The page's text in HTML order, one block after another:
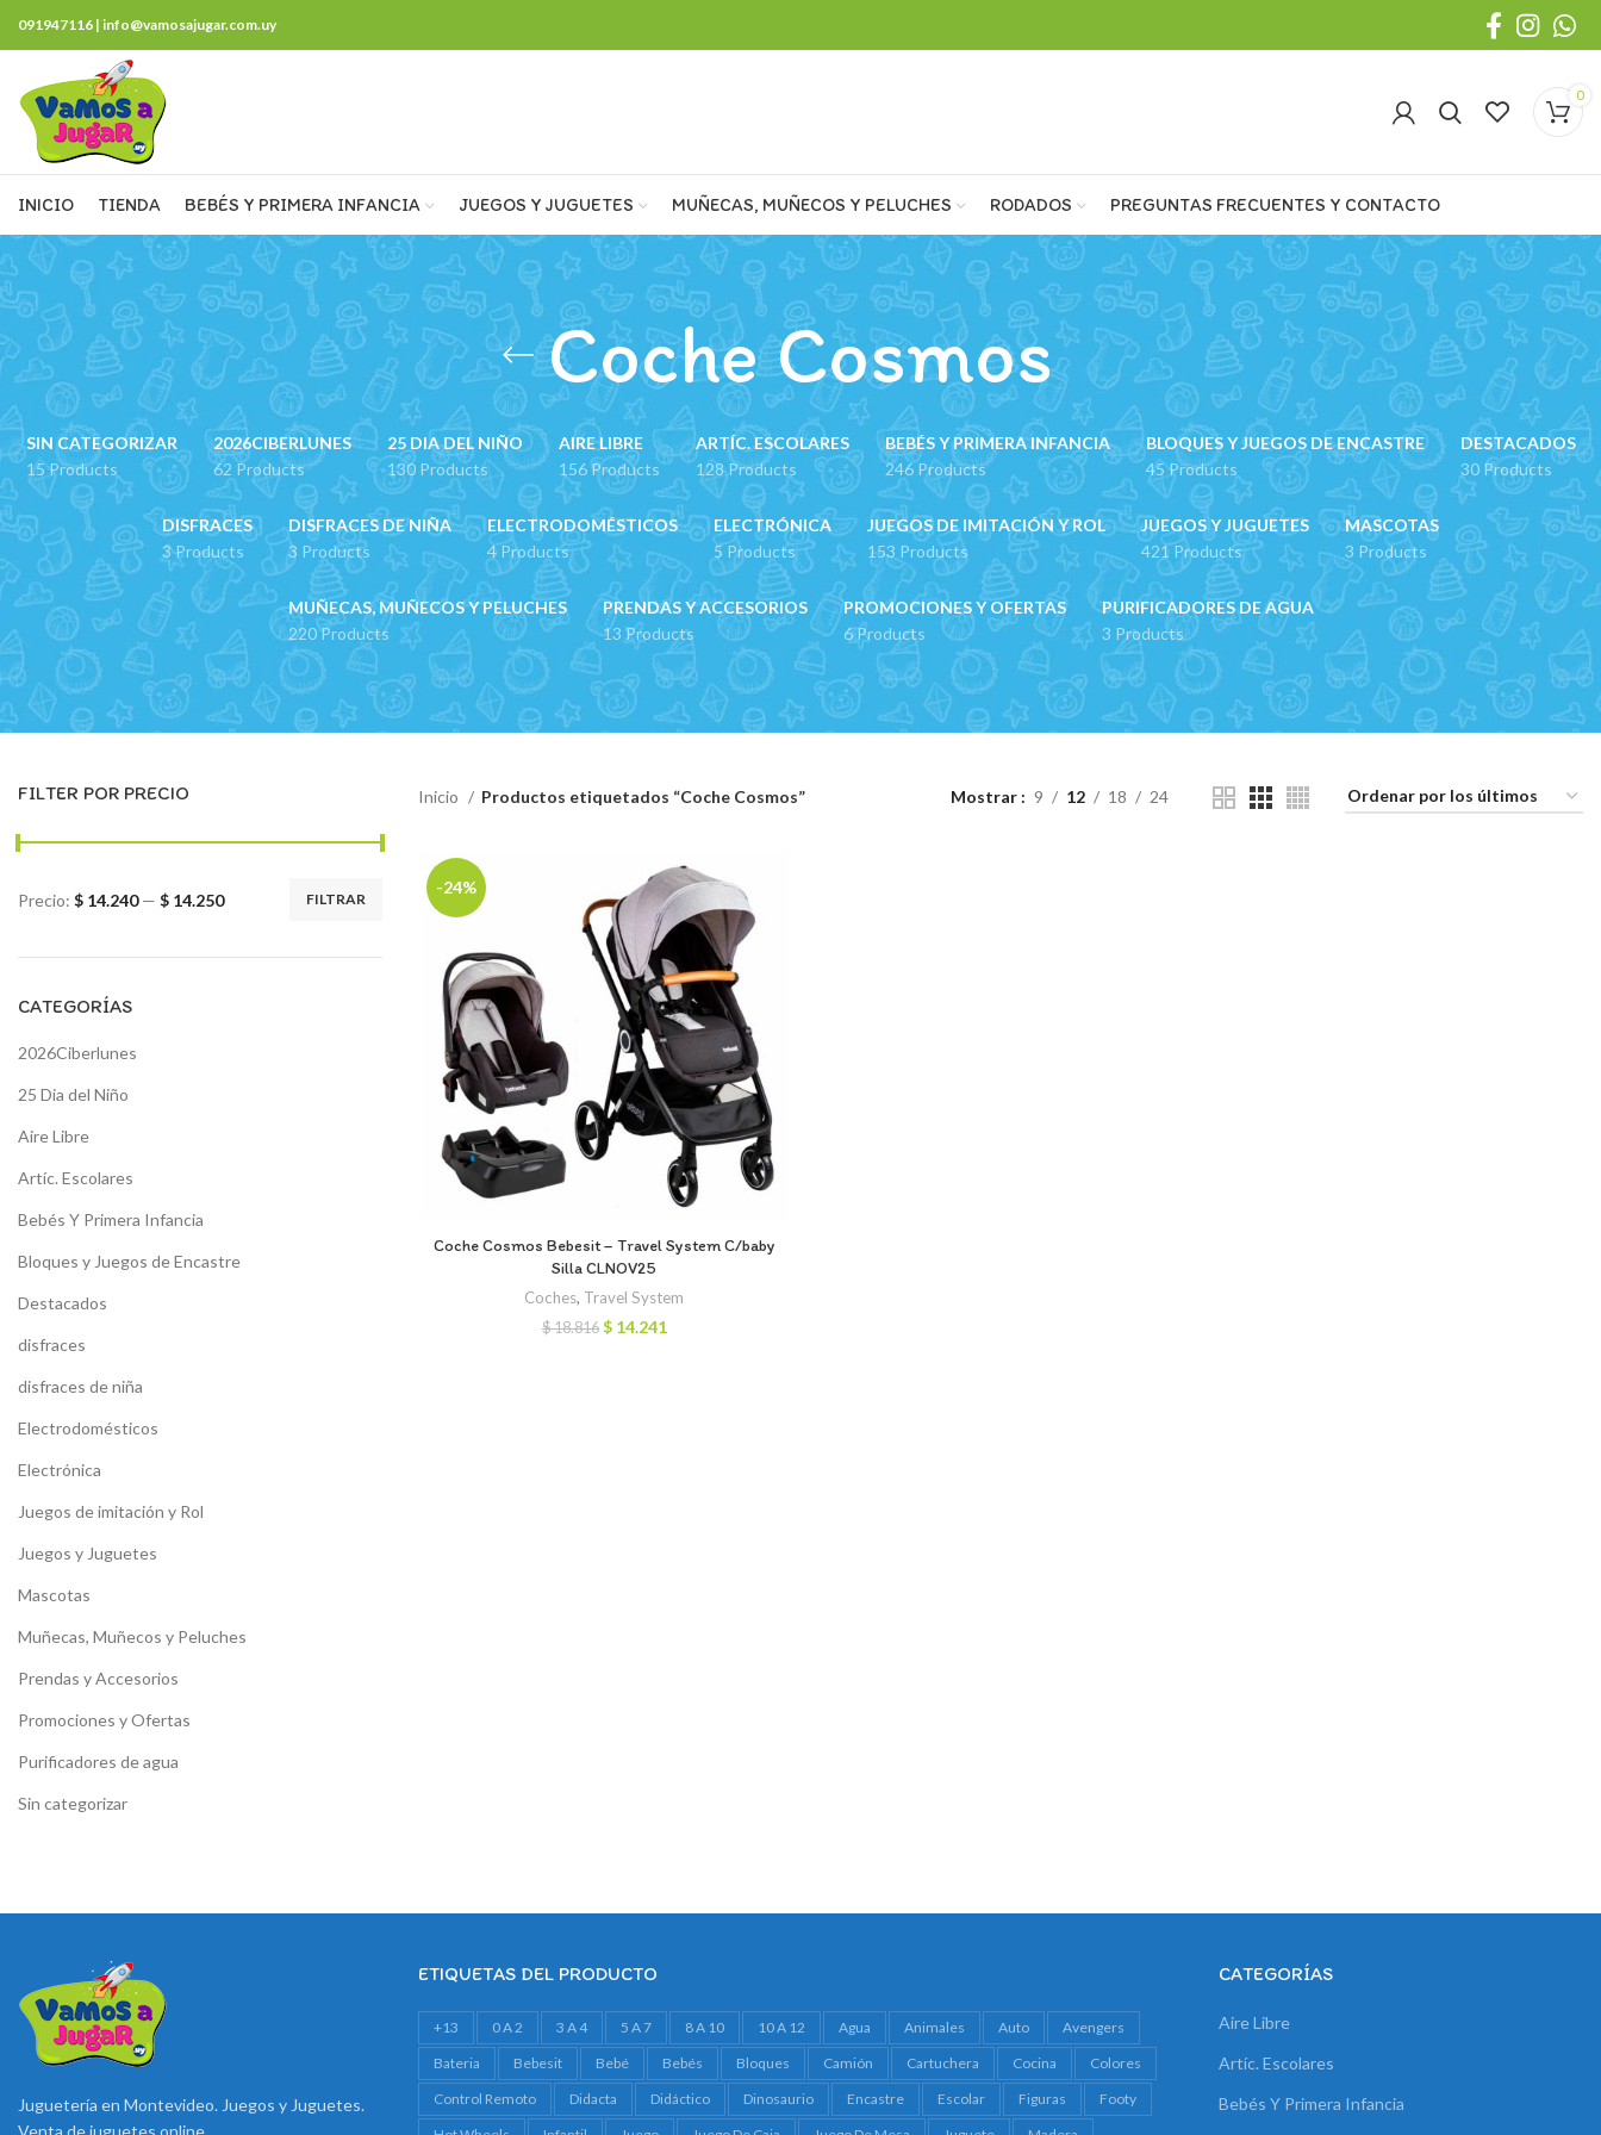
091947116 | info@vamosajugar.com.uy
0
INICIO TIENDA BEBÉS Y PRIMERA INFANCIA JUEGOS Y JUGUETES MUÑECAS, MUÑECOS Y PELUCHES RODADOS PREGUNTAS FRECUENTES Y CONTACTO
Coche Cosmos
SIN CATEGORIZAR
15 Products
2026CIBERLUNES
62 Products
25 DIA DEL NIÑO
130 Products
AIRE LIBRE
156 Products
ARTÍC. ESCOLARES
128 Products
BEBÉS Y PRIMERA INFANCIA
246 Products
BLOQUES Y JUEGOS DE ENCASTRE
45 Products
DESTACADOS
30 Products
DISFRACES
3 Products
DISFRACES DE NIÑA
3 Products
ELECTRODOMÉSTICOS
4 Products
ELECTRÓNICA
5 Products
JUEGOS DE IMITACIÓN Y ROL
153 Products
JUEGOS Y JUGUETES
421 Products
MASCOTAS
3 Products
MUÑECAS, MUÑECOS Y PELUCHES
220 Products
PRENDAS Y ACCESORIOS
13 Products
PROMOCIONES Y OFERTAS
6 Products
PURIFICADORES DE AGUA
3 Products
FILTER POR PRECIO
FILTRAR
Precio: $ 14.240— $ 14.250
CATEGORÍAS
2026Ciberlunes
25 Dia del Niño
Aire Libre
Artíc. Escolares
Bebés Y Primera Infancia
Bloques y Juegos de Encastre
Destacados
disfraces
disfraces de niña
Electrodomésticos
Electrónica
Juegos de imitación y Rol
Juegos y Juguetes
Mascotas
Muñecas, Muñecos y Peluches
Prendas y Accesorios
Promociones y Ofertas
Purificadores de agua
Sin categorizar
Inicio Productos etiquetados “Coche Cosmos” Mostrar 9 12 18 24
-24%
Coche Cosmos Bebesit – Travel System C/baby
Silla CLNOV25
Coches, Travel System
$18.816 El
$14.241
Juguetería en Montevideo. Juegos y Juguetes.
Venta de juguetes online
ETIQUETAS DEL PRODUCTO
+13 0 A 2 3 A 4 5 A 7 8 A 10 10 A 12 Agua Animales Auto
Avengers
Bateria
Bebesit Bebé Bebés Bloques Camión Cartuchera Cocina
Colores
Control Remoto
Didacta Didáctico Dinosaurio Encastre Escolar Figuras
Footy
CATEGORÍAS
Aire Libre
Artíc. Escolares
Bebés Y Primera Infancia